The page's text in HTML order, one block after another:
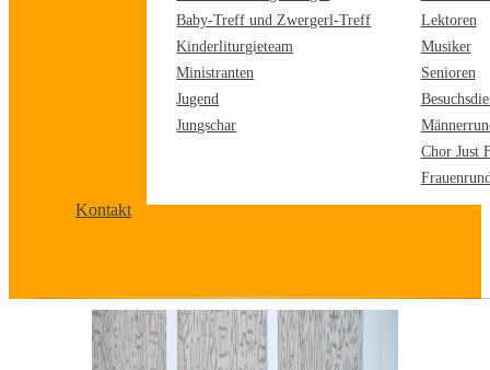
Baby-Treff und Zwergerl-Treff
Kinderliturgieteam
Ministranten
Jugend
Jungschar
Lektoren
Musiker
Senioren
Chor Just
Kontakt